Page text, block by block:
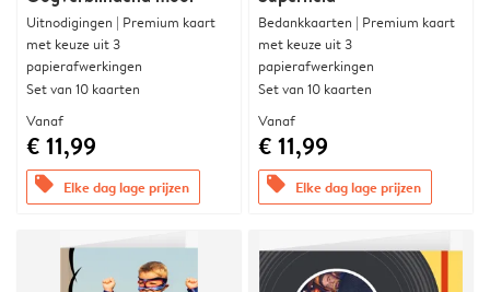
Uitnodigingen | Premium kaart
met keuze uit 3
papierafwerkingen
Set van 10 kaarten
Vanaf
€ 11,99
offers Elke dag lage prijzen
Bedankkaarten | Premium kaart
met keuze uit 3
papierafwerkingen
Set van 10 kaarten
Vanaf
€ 11,99
offers Elke dag lage prijzen